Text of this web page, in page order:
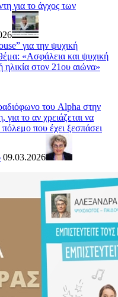
για το άγχος των
για την ψυχική
«Ασφάλεια και ψυχική
ηλικία στον 21ου αιώνα»
του Alpha στην
το αν χρειάζεται να
που έχει ξεσπάσει
09.03.2026